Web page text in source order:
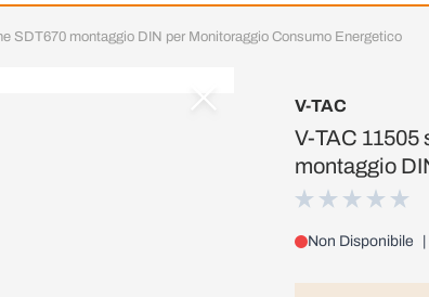
SDT670 montaggio DIN per Monitoraggio Consumo Energetico
V-TAC
V-TAC
montaggio
Non Disponibile